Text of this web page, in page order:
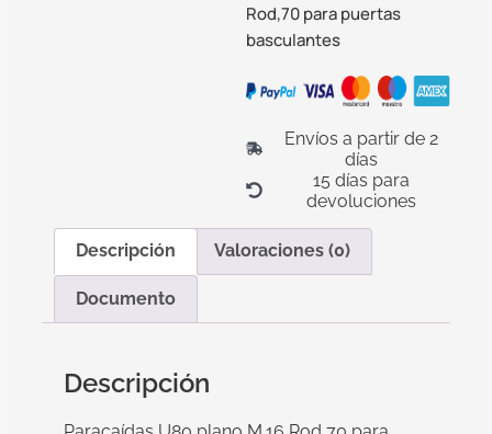
Rod,70 para puertas
basculantes
Envíos a partir de 2
días
15 días para
devoluciones
Descripción Valoraciones (0)
Documento
Descripción